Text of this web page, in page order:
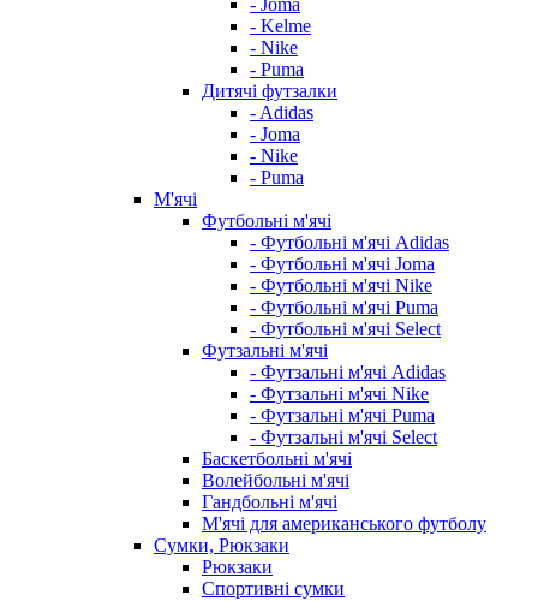
- Joma
- Kelme
- Nike
- Puma
Дитячі футзалки
- Adidas
- Joma
- Nike
- Puma
М'ячі
Футбольні м'ячі
- Футбольні м'ячі Adidas
- Футбольні м'ячі Joma
- Футбольні м'ячі Nike
- Футбольні м'ячі Puma
- Футбольні м'ячі Select
Футзальні м'ячі
- Футзальні м'ячі Adidas
- Футзальні м'ячі Nike
- Футзальні м'ячі Puma
- Футзальні м'ячі Select
Баскетбольні м'ячі
Волейбольні м'ячі
Гандбольні м'ячі
М'ячі для американського футболу
Сумки, Рюкзаки
Рюкзаки
Спортивні сумки